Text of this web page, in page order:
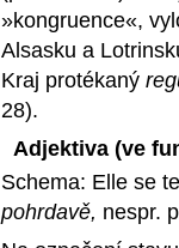
»kongruence«,
Alsasku a
Kraj protékaný
28).
Adjektiva (ve
Schema: Elle se
pohrdavě, nespr.